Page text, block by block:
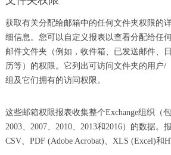
获取有关分配给邮箱中的任何文件夹权限的
细信息。您可以自定义报表以查看分配给任
邮件文件夹（例如，收件箱、已发送邮件、日
历等）的权限。它列出可访问文件夹的用户/
组及它们拥有的访问权限。
这些邮箱权限报表收集整个Exchange组织（
2003、2007、2010、2013和2016）的数据。
CSV、PDF (Adobe Acrobat)、XLS (Excel)和